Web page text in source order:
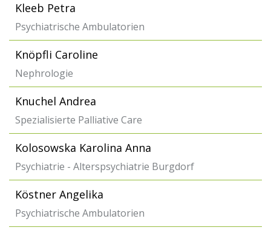
Kleeb Petra
Psychiatrische Ambulatorien
Knöpfli Caroline
Nephrologie
Knuchel Andrea
Spezialisierte Palliative Care
Kolosowska Karolina Anna
Psychiatrie - Alterspsychiatrie Burgdorf
Köstner Angelika
Psychiatrische Ambulatorien